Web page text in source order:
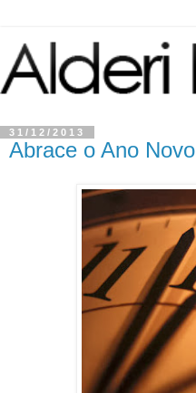
31/12/2013
Abrace o Ano Novo